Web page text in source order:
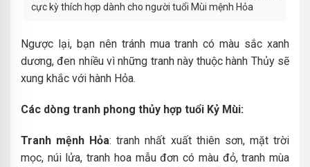
cực kỳ thích hợp dành cho người tuổi Mùi mệnh Hỏa
Ngược lại, bạn nên tránh mua tranh có màu sắc xanh
dương, đen nhiều vì những tranh này thuộc hành Thủy sẽ
xung khắc với hành Hỏa.
Các dòng tranh phong thủy hợp tuổi Kỷ Mùi:
Tranh mệnh Hỏa: tranh nhất xuất thiên sơn, mặt trời
mọc, núi lửa, tranh hoa mẫu đơn có màu đỏ, tranh mùa